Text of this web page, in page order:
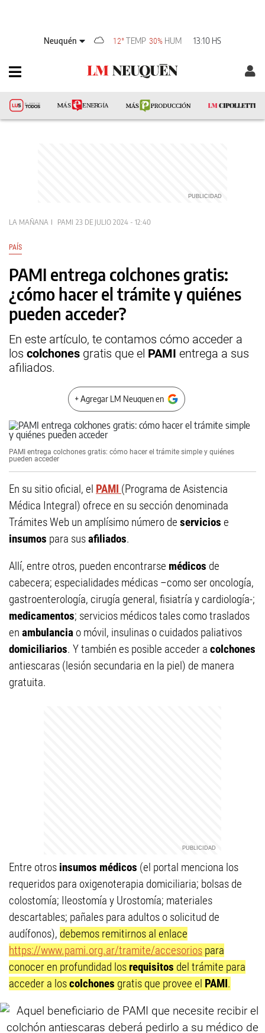
Neuquén 12° TEMP 30% HUM 13:10 HS
LA MAÑANA PAMI 23 DE JULIO 2024 - 12:40
PAÍS
PAMI entrega colchones gratis:
¿cómo hacer el trámite y quiénes
pueden acceder?
En este artículo, te contamos cómo acceder a
los colchones gratis que el PAMI entrega a sus
afiliados.
+ Agregar LM Neuquen en
PAMI entrega colchones gratis: cómo hacer el trámite simple y quiénes
pueden acceder
En su sitio oficial, el PAMI (Programa de Asistencia
Médica Integral) ofrece en su sección denominada
Trámites Web un amplísimo número de servicios e
insumos para susafiliados.
Allí, entre otros, pueden encontrarse médicos de
cabecera; especialidades médicas –como ser oncología,
gastroenterología, cirugía general, fisiatría y cardiología-;
medicamentos; servicios médicos tales como traslados
en ambulancia o móvil, insulinas o cuidados paliativos
domiciliarios. Y también es posible acceder a colchones
antiescaras (lesión secundaria en la piel) de manera
gratuita.
Entre otros insumos médicos (el portal menciona los
requeridos para oxigenoterapia domiciliaria; bolsas de
colostomía; Ileostomía y Urostomía; materiales
descartables; pañales para adultos o solicitud de
audífonos), debemos remitirnos al enlace
https://www.pami.org.ar/tramite/accesorios para
conocer en profundidad los requisitos del trámite para
acceder a loscolchones gratis que provee el PAMI.